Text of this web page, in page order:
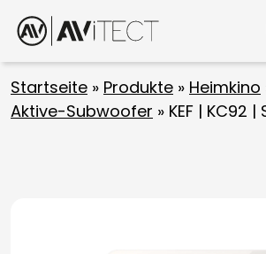
Startseite » Produkte » Heimkino
Aktive-Subwoofer » KEF | KC92